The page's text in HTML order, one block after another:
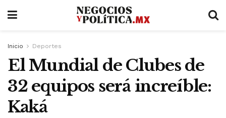
Inicio Deportes
El Mundial de Clubes de
32 equipos será increíble:
Kaká